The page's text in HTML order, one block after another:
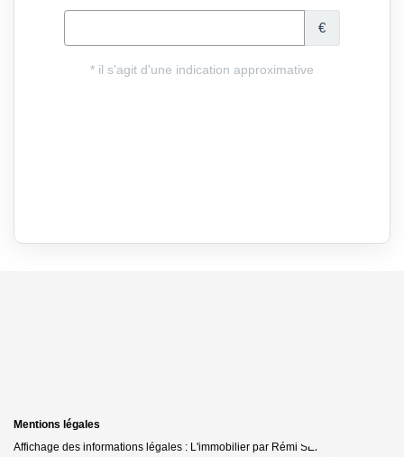
Mentions légales
Affichage des informations légales : L'immobilier par Rémi SERAIS - Alençon